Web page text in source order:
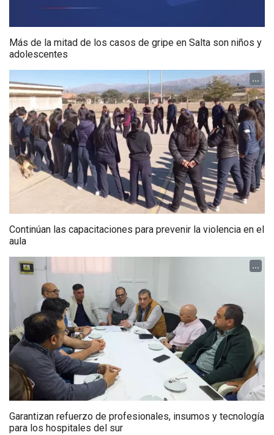
Más de la mitad de los casos de gripe en Salta son niños y
adolescentes
...
Continúan las capacitaciones para prevenir la violencia en el
aula
...
Garantizan refuerzo de profesionales, insumos y tecnología
para los hospitales del sur